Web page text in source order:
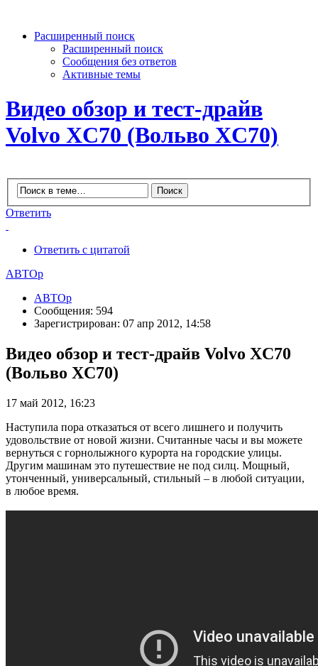
Расширенный поиск
Расширенный поиск
Сообщения без ответов
Активные темы
Видео обзор и тест-драйв
Volvo XC70 (Вольво XC70)
Ответить
Ответить с цитатой
АВТОр
АВТОр
Сообщения: 594
Зарегистрирован: 07 апр 2012, 14:58
Видео обзор и тест-драйв Volvo XC70
(Вольво XC70)
17 май 2012, 16:23
Наступила пора отказаться от всего лишнего и получить
удовольствие от новой жизни. Считанные часы и вы можете
вернуться с горнолыжного курорта на городские улицы.
Другим машинам это путешествие не под силц. Мощный,
утонченный, универсальный, стильный – в любой ситуации,
в любое время.